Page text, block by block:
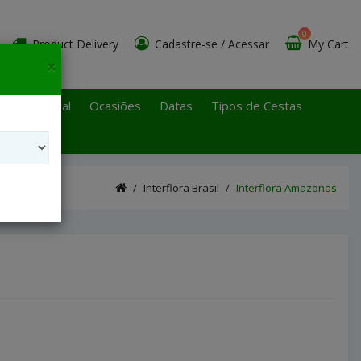
Product Delivery Cadastre-se / Acessar My Cart
0
Paulo Litoral Ocasiões Datas
Tipos de Cestas
Interflora Brasil Interflora Amazonas
×